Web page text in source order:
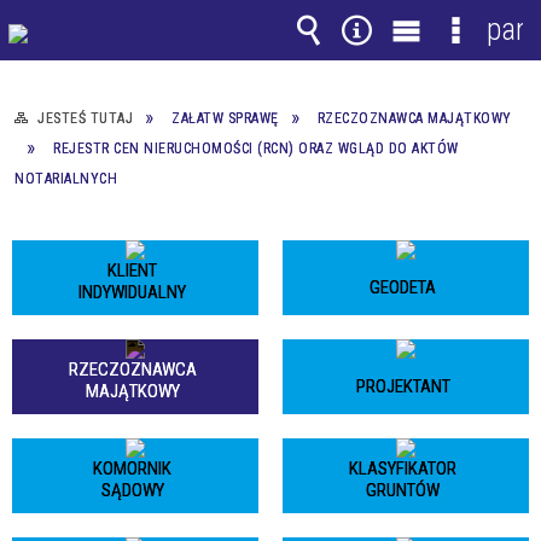
JESTEŚ TUTAJ ZAŁATW SPRAWĘ
RZECZOZNAWCA MAJĄTKOWY
REJESTR CEN NIERUCHOMOŚCI (RCN) ORAZ WGLĄD DO AKTÓW
NOTARIALNYCH
KLIENT
INDYWIDUALNY
GEODETA
RZECZOZNAWCA
MAJĄTKOWY
PROJEKTANT
KOMORNIK
SĄDOWY
KLASYFIKATOR
GRUNTÓW
Wyszukiwarka
Narzędzia
MenuMenu